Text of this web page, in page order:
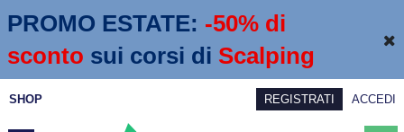
PROMO ESTATE: -50% di
sconto sui corsi di Scalping
SHOP REGISTRATI ACCEDI